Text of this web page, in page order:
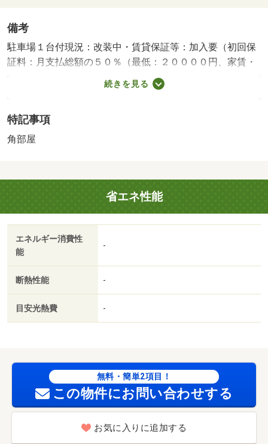
備考
駐車場１台付現況：改装中・賃貸保証等：加入要（初回保
証料：月支払総額の５０％（最低：２００００円、家賃・
共益費・駐車場等の付帯料含む）／月額保証料：請求金額
の２％（最低：７００円、更新月は更新料含む））・維持
場：なし/保証会社(契約時) 21500円
続きを見る
特記事項
角部屋
省エネ性能
エネルギー消費性
能
-
断熱性能 -
目安光熱費 -
無料・簡単2項目！
この物件にお問い合わせする
お気に入りに追加する